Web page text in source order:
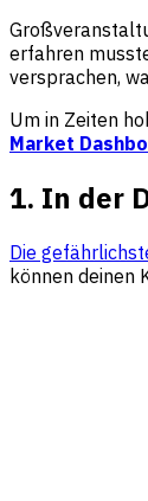
erfahren
versprachen,
Um in Zeiten
Market
1. In der
Die
können deinen